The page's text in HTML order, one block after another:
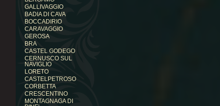
GALLIVAGGIO
BADIA DI CAVA
BOCCADIRIO
CARAVAGGIO
GEROSA
BRA
CASTEL GODEGO
CERNUSCO SUL
NAVIGLIO
LORETO
CASTELPETROSO
CORBETTA
CRESCENTINO
MONTAGNAGA DI